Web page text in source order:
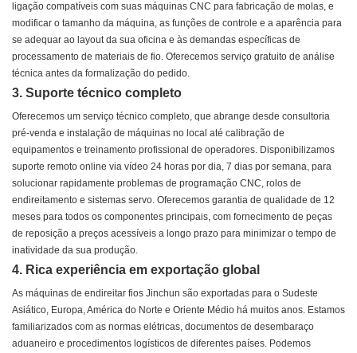
ligação compatíveis com suas máquinas CNC para fabricação de molas, e
modificar o tamanho da máquina, as funções de controle e a aparência para
se adequar ao layout da sua oficina e às demandas específicas de
processamento de materiais de fio. Oferecemos serviço gratuito de análise
técnica antes da formalização do pedido.
3. Suporte técnico completo
Oferecemos um serviço técnico completo, que abrange desde consultoria
pré-venda e instalação de máquinas no local até calibração de
equipamentos e treinamento profissional de operadores. Disponibilizamos
suporte remoto online via vídeo 24 horas por dia, 7 dias por semana, para
solucionar rapidamente problemas de programação CNC, rolos de
endireitamento e sistemas servo. Oferecemos garantia de qualidade de 12
meses para todos os componentes principais, com fornecimento de peças
de reposição a preços acessíveis a longo prazo para minimizar o tempo de
inatividade da sua produção.
4. Rica experiência em exportação global
As máquinas de endireitar fios Jinchun são exportadas para o Sudeste
Asiático, Europa, América do Norte e Oriente Médio há muitos anos. Estamos
familiarizados com as normas elétricas, documentos de desembaraço
aduaneiro e procedimentos logísticos de diferentes países. Podemos